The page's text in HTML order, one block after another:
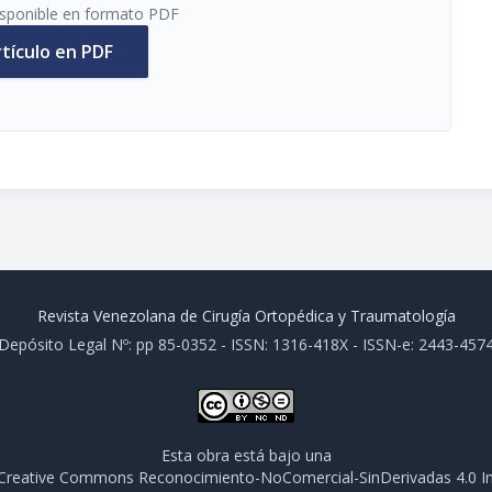
en formato PDF
en PDF
Revista Venezolana de Cirugía Ortopédica y Traumatología
Depósito Legal Nº: pp 85-0352 - ISSN: 1316-418X - ISSN-e: 2443-
Esta obra está bajo una
Commons Reconocimiento-NoComercial-SinDerivadas 4.0